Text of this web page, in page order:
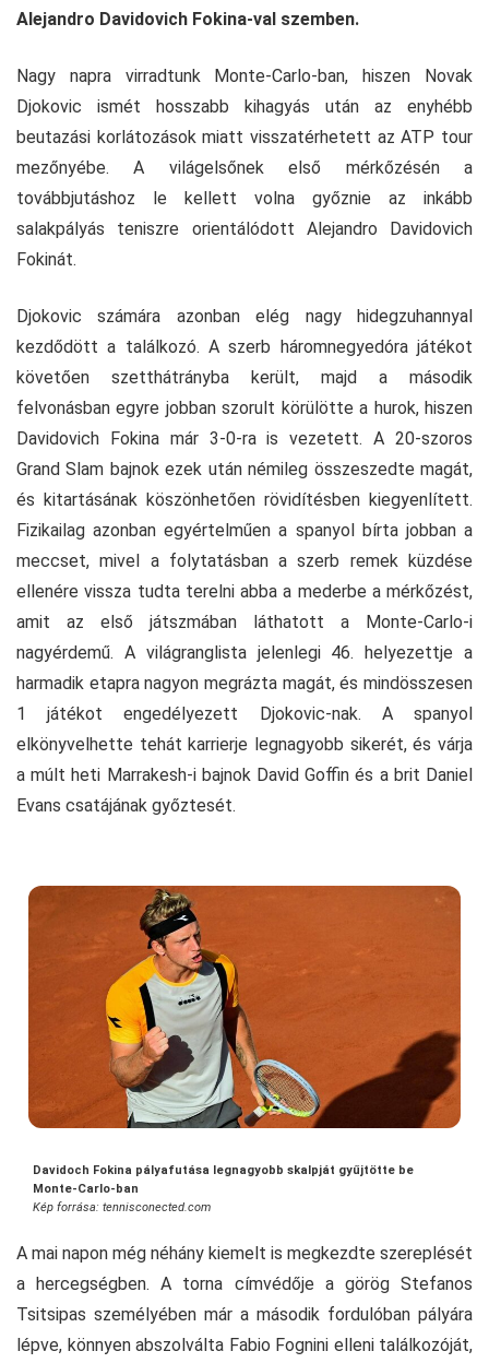
Alejandro Davidovich Fokina-val szemben.
Nagy napra virradtunk Monte-Carlo-ban, hiszen Novak
Djokovic ismét hosszabb kihagyás után az enyhébb
beutazási korlátozások miatt visszatérhetett az ATP tour
mezőnyébe. A világelsőnek első mérkőzésén a
továbbjutáshoz le kellett volna győznie az inkább
salakpályás teniszre orientálódott Alejandro Davidovich
Fokinát.
Djokovic számára azonban elég nagy hidegzuhannyal
kezdődött a találkozó. A szerb háromnegyedóra játékot
követően szetthátrányba került, majd a második
felvonásban egyre jobban szorult körülötte a hurok, hiszen
Davidovich Fokina már 3-0-ra is vezetett. A 20-szoros
Grand Slam bajnok ezek után némileg összeszedte magát,
és kitartásának köszönhetően rövidítésben kiegyenlített.
Fizikailag azonban egyértelműen a spanyol bírta jobban a
meccset, mivel a folytatásban a szerb remek küzdése
ellenére vissza tudta terelni abba a mederbe a mérkőzést,
amit az első játszmában láthatott a Monte-Carlo-i
nagyérdemű. A világranglista jelenlegi 46. helyezettje a
harmadik etapra nagyon megrázta magát, és mindösszesen
1 játékot engedélyezett Djokovic-nak. A spanyol
elkönyvelhette tehát karrierje legnagyobb sikerét, és várja
a múlt heti Marrakesh-i bajnok David Goffin és a brit Daniel
Evans csatájának győztesét.
Davidoch Fokina pályafutása legnagyobb skalpját gyűjtötte be
Monte-Carlo-ban
Kép forrása: tennisconected.com
A mai napon még néhány kiemelt is megkezdte szereplését
a hercegségben. A torna címvédője a görög Stefanos
Tsitsipas személyében már a második fordulóban pályára
lépve, könnyen abszolválta Fabio Fognini elleni találkozóját,